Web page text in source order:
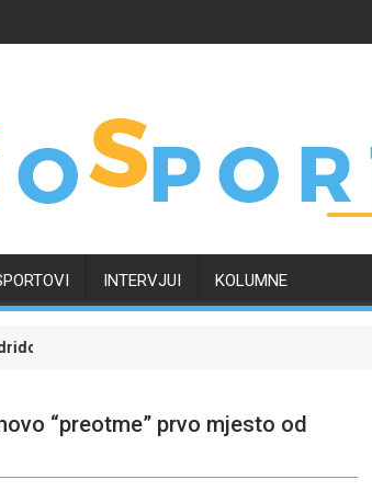
INTERVJUI KOLUMNE
oko svoje budućnosti
četvrtak zanimljiviji uz Meridian: Isprati borbu
“preotme” prvo mjesto od